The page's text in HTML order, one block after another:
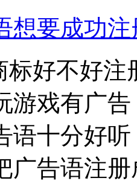
想要成功
标好不好注
游戏有广
语十分好
广告语注